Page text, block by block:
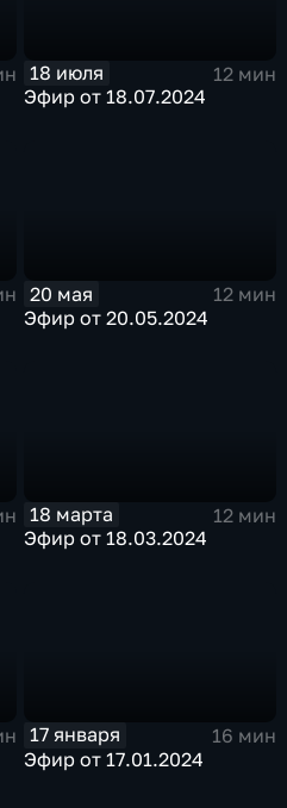
18 июля
12 мин
Эфир от 18.07.2024
20 мая
12 мин
Эфир от 20.05.2024
18 марта
12 мин
Эфир от 18.03.2024
17 января
16 мин
Эфир от 17.01.2024